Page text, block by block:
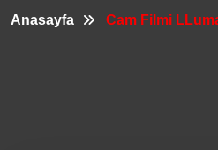
Anasayfa Cam Filmi